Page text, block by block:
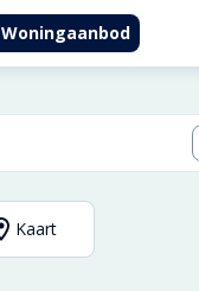
Woningaanbod
Kaart